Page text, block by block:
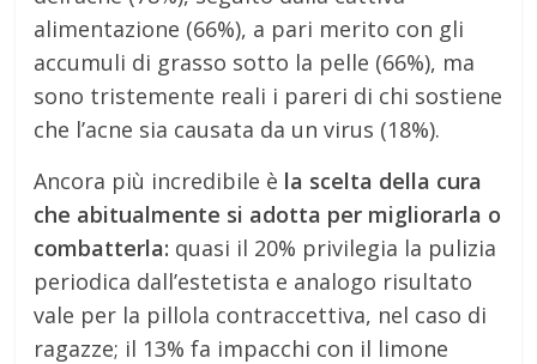
alimentazione (66%), a pari merito con gli
accumuli di grasso sotto la pelle (66%), ma
sono tristemente reali i pareri di chi sostiene
che l’acne sia causata da un virus (18%).
Ancora più incredibile è la scelta della cura
che abitualmente si adotta per migliorarla o
combatterla: quasi il 20% privilegia la pulizia
periodica dall’estetista e analogo risultato
vale per la pillola contraccettiva, nel caso di
ragazze; il 13% fa impacchi con il limone